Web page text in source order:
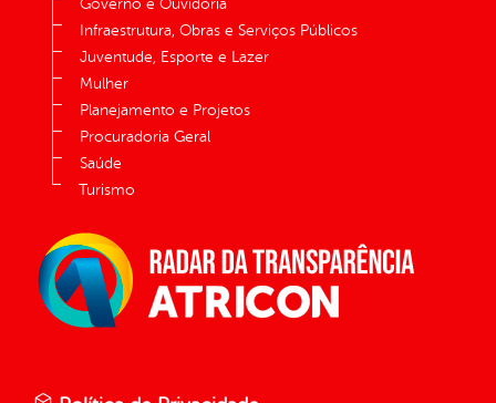
Governo e Ouvidoria
Infraestrutura, Obras e Serviços Públicos
Juventude, Esporte e Lazer
Mulher
Planejamento e Projetos
Procuradoria Geral
Saúde
Turismo